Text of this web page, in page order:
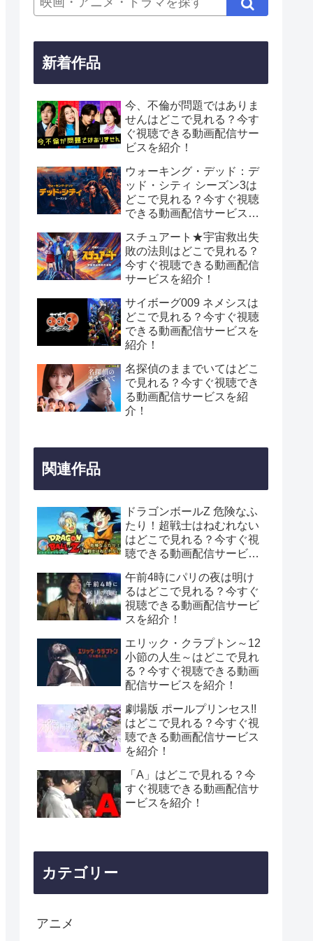
新着作品
今、不倫が問題ではありま
せんはどこで見れる？今す
ぐ視聴できる動画配信サー
ビスを紹介！
ウォーキング・デッド：デ
ッド・シティ シーズン3は
どこで見れる？今すぐ視聴
できる動画配信サービスを
スチュアート★宇宙救出失
敗の法則はどこで見れる？
今すぐ視聴できる動画配信
サービスを紹介！
サイボーグ009 ネメシスは
どこで見れる？今すぐ視聴
できる動画配信サービスを
紹介！
名探偵のままでいてはどこ
で見れる？今すぐ視聴でき
る動画配信サービスを紹
介！
関連作品
ドラゴンボールZ 危険なふ
たり！超戦士はねむれない
はどこで見れる？今すぐ視
聴できる動画配信サービス
午前4時にパリの夜は明け
るはどこで見れる？今すぐ
視聴できる動画配信サービ
スを紹介！
エリック・クラプトン～12
小節の人生～はどこで見れ
る？今すぐ視聴できる動画
配信サービスを紹介！
劇場版 ポールプリンセス!!
はどこで見れる？今すぐ視
聴できる動画配信サービス
を紹介！
「A」はどこで見れる？今
すぐ視聴できる動画配信サ
ービスを紹介！
カテゴリー
アニメ